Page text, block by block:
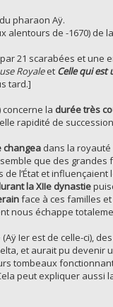
pharaon Aÿ.
alentours de -1670) de
21 scarabées et une
Royaleet Celle qui est
tard.]
concerne la durée très
rapidité de
changea dans la royauté
que des
l’État et
la XIIe dynastie
face à ces familles
nous échappe
Ier est de celle-ci),
et aurait pu devenir
tombeaux
peut expliquer aussi